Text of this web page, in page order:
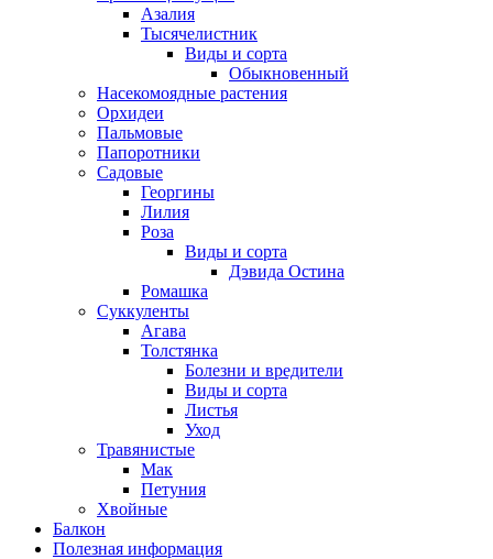
Азалия
Тысячелистник
Виды и сорта
Обыкновенный
Насекомоядные растения
Орхидеи
Пальмовые
Папоротники
Садовые
Георгины
Лилия
Роза
Виды и сорта
Дэвида Остина
Ромашка
Суккуленты
Агава
Толстянка
Болезни и вредители
Виды и сорта
Листья
Уход
Травянистые
Мак
Петуния
Хвойные
Балкон
Полезная информация